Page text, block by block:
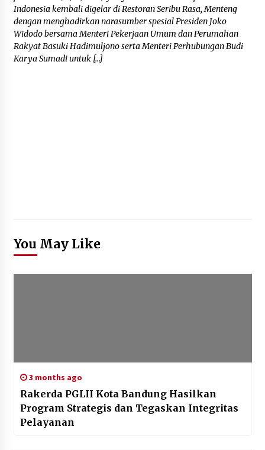
Indonesia kembali digelar di Restoran Seribu Rasa, Menteng
dengan menghadirkan narasumber spesial Presiden Joko
Widodo bersama Menteri Pekerjaan Umum dan Perumahan
Rakyat Basuki Hadimuljono serta Menteri Perhubungan Budi
Karya Sumadi untuk […]
You May Like
3 months ago
Rakerda PGLII Kota Bandung Hasilkan
Program Strategis dan Tegaskan Integritas
Pelayanan